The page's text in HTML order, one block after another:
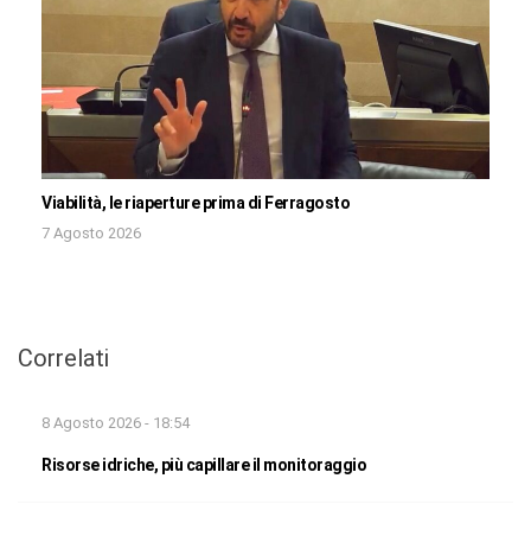
Viabilità, le riaperture prima di Ferragosto
7 Agosto 2026
Correlati
8 Agosto 2026 - 18:54
Risorse idriche, più capillare il monitoraggio